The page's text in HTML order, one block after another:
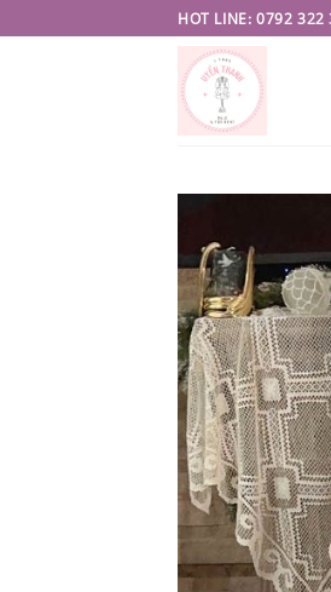
to
HOT LINE: 0792 322